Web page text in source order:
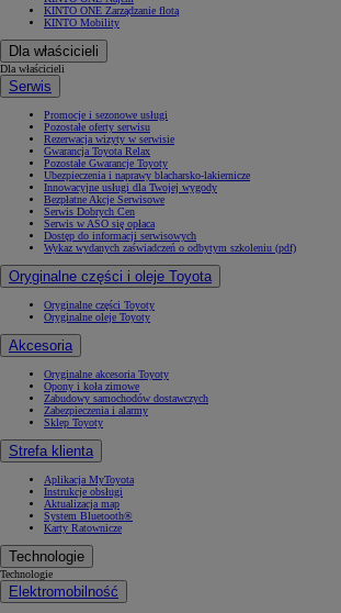
KINTO ONE Zarządzanie flotą
KINTO Mobility
Dla właścicieli
Dla właścicieli
Serwis
Promocje i sezonowe usługi
Pozostałe oferty serwisu
Rezerwacja wizyty w serwisie
Gwarancja Toyota Relax
Pozostałe Gwarancje Toyoty
Ubezpieczenia i naprawy blacharsko-lakiernicze
Innowacyjne usługi dla Twojej wygody
Bezpłatne Akcje Serwisowe
Serwis Dobrych Cen
Serwis w ASO się opłaca
Dostęp do informacji serwisowych
Wykaz wydanych zaświadczeń o odbytym szkoleniu (pdf)
Oryginalne części i oleje Toyota
Oryginalne części Toyoty
Oryginalne oleje Toyoty
Akcesoria
Oryginalne akcesoria Toyoty
Opony i koła zimowe
Zabudowy samochodów dostawczych
Zabezpieczenia i alarmy
Sklep Toyoty
Strefa klienta
Aplikacja MyToyota
Instrukcje obsługi
Aktualizacja map
System Bluetooth®
Karty Ratownicze
Technologie
Technologie
Elektromobilność